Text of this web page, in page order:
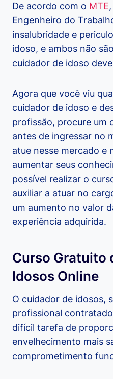
De acordo com o MTE
Engenheiro do
insalubridade e
idoso, e ambos não
cuidador de idoso
Agora que você viu
cuidador de idoso e
profissão, procure um
antes de ingressar no
atue nesse mercado e
aumentar seus
possível realizar o
auxiliar a atuar no
um aumento no valor
experiência adquirida.
Curso Gratuito
Idosos Online
O cuidador de idosos,
profissional
difícil tarefa de
envelhecimento mais
comprometimento